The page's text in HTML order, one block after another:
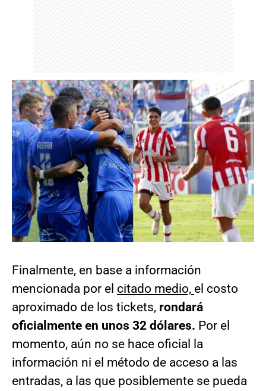
Finalmente, en base a información
mencionada por el citado medio, el costo
aproximado de los tickets, rondará
oficialmente en unos 32 dólares. Por el
momento, aún no se hace oficial la
información ni el método de acceso a las
entradas, a las que posiblemente se pueda